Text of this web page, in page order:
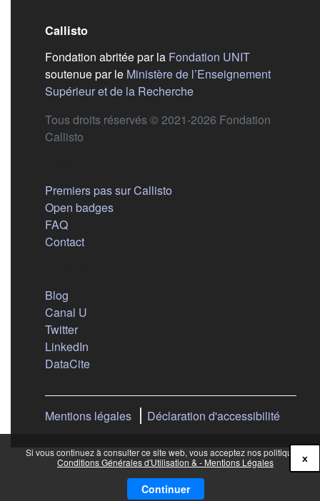
Si vous continuez à consulter ce site web, vous acceptez nos politiques :
Conditions Générales d'Utilisation & - Mentions Légales
Continuer
x
Callisto
Fondation abritée par la Fondation UNIT(s'ouvre
soutenue par le Ministère de l’Enseignement
Supérieur et de la Recherche(s'ouvre dans un nouvel
Tous droits réservés © 2021-2026 Fondation
Callisto
Premiers pas sur Callisto
Open badges
FAQ
Contact
Blog
Canal U
Twitter(s'ouvre dans un nouvel onglet)
LinkedIn
DataCite(s'ouvre dans un nouvel onglet)
Mentions légales Déclaration d'accessibilité